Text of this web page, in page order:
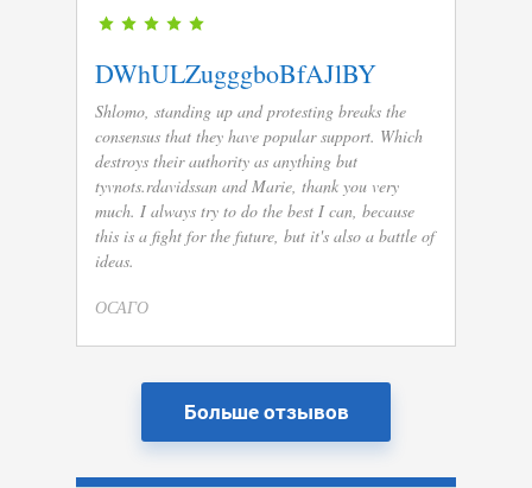
DWhULZugggboBfAJlBY
Shlomo, standing up and protesting breaks the
consensus that they have popular support. Which
destroys their authority as anything but
tyvnots.rdavidssan and Marie, thank you very
much. I always try to do the best I can, because
this is a fight for the future, but it's also a battle of
ideas.
ОСАГО
Больше отзывов